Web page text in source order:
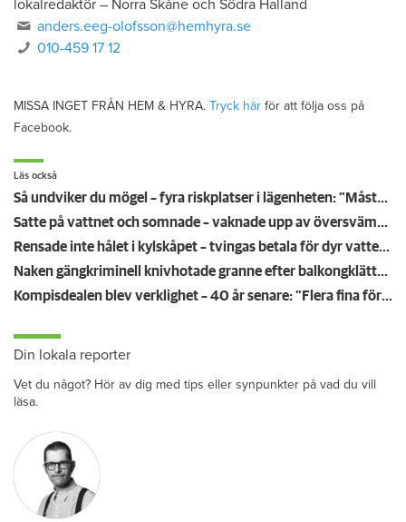
lokalredaktör – Norra Skåne och Södra Halland
anders.eeg-olofsson@hemhyra.se
010-459 17 12
MISSA INGET FRÅN HEM & HYRA. Tryck här för att följa oss på
Facebook.
Läs också
Så undviker du mögel – fyra riskplatser i lägenheten: ”Måste städa bort”
Satte på vattnet och somnade – vaknade upp av översvämning hos grannen
Rensade inte hålet i kylskåpet – tvingas betala för dyr vattenskada
Naken gängkriminell knivhotade granne efter balkongklättring
Kompisdealen blev verklighet – 40 år senare: "Flera fina fördelar med att dela bostad"
Din lokala reporter
Vet du något? Hör av dig med tips eller synpunkter på vad du vill
läsa.